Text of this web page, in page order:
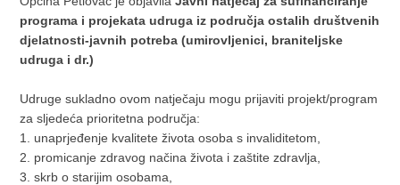
programa i projekata udruga iz područja ostalih društvenih
djelatnosti-javnih potreba (umirovljenici, braniteljske
udruga i dr.)
Udruge sukladno ovom natječaju mogu prijaviti projekt/program
za sljedeća prioritetna područja:
1. unaprjeđenje kvalitete života osoba s invaliditetom,
2. promicanje zdravog načina života i zaštite zdravlja,
3. skrb o starijim osobama,